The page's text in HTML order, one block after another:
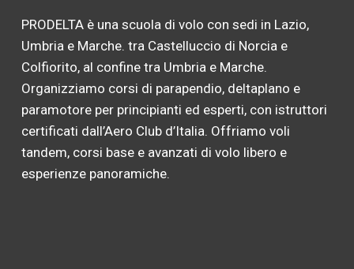
PRODELTA è una scuola di volo con sedi in Lazio,
Umbria e Marche. tra Castelluccio di Norcia e
Colfiorito, al confine tra Umbria e Marche.
Organizziamo corsi di parapendio, deltaplano e
paramotore per principianti ed esperti, con istruttori
certificati dall’Aero Club d’Italia. Offriamo voli
tandem, corsi base e avanzati di volo libero e
esperienze panoramiche.